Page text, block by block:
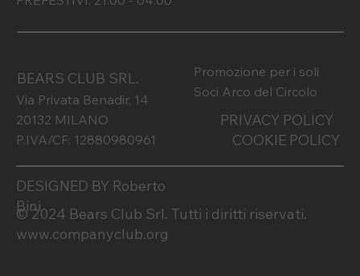
DESIGNED BY Roberto
Bini
© 2024 Bears Club Srl. Tutti i diritti riservati.
www.companyclub.org
BEARS CLUB SRL.
Via Privata Benadir, 14
20132 MILANO
P.IVA/CF: 12880980961
PRIVACY POLICY
COOKIE POLICY
Promozione per i soli
Soci Arco del Circolo